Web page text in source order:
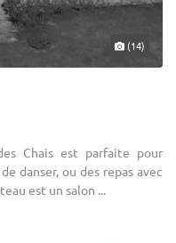
(14)
Chais est parfaite pour
danser, ou des repas avec
est un salon ...